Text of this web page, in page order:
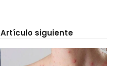
Artículo siguiente